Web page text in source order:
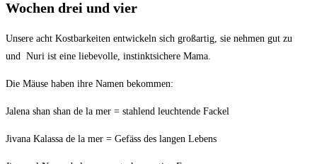
Wochen drei und vier
Unsere acht Kostbarkeiten entwickeln sich großartig, sie nehmen gut zu
und Nuri ist eine liebevolle, instinktsichere Mama.
Die Mäuse haben ihre Namen bekommen:
Jalena shan shan de la mer = stahlend leuchtende Fackel
Jivana Kalassa de la mer = Gefäss des langen Lebens